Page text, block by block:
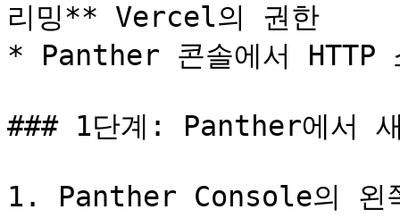
리밍** Vercel의 권한
* Panther 콘솔에서 HTTP
### 1단계: Panther에서
1. Panther Console의 왼